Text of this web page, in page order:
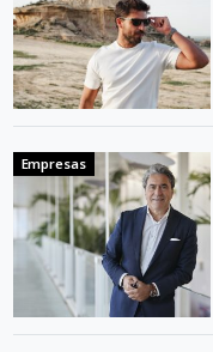
Empresas